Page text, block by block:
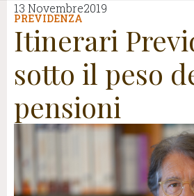
13 Novembre2019
PREVIDENZA
Itinerari
sotto il peso
pensioni